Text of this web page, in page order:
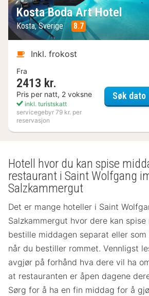
Kosta Boda Art Hotel
Kosta, Sverige 8.7
Inkl. frokost
Fra
2413 kr.
Pris per natt, 2 voksne
inkl. turistskatt
servicegebyr 79 kr. per
reservasjon
Søk dato
Hotell hvor du kan spise
restaurant i Saint Wolfgang
Salzkammergut
Det er mange hoteller i Saint
Salzkammergut hvor dere kan spise
bestille middagen separat eller
når du bestiller rommet. Vennligst
avgjør på forhånd hva dere vil ha
at restauranten er åpen dagene
Sørg for å ha en fin middag for å